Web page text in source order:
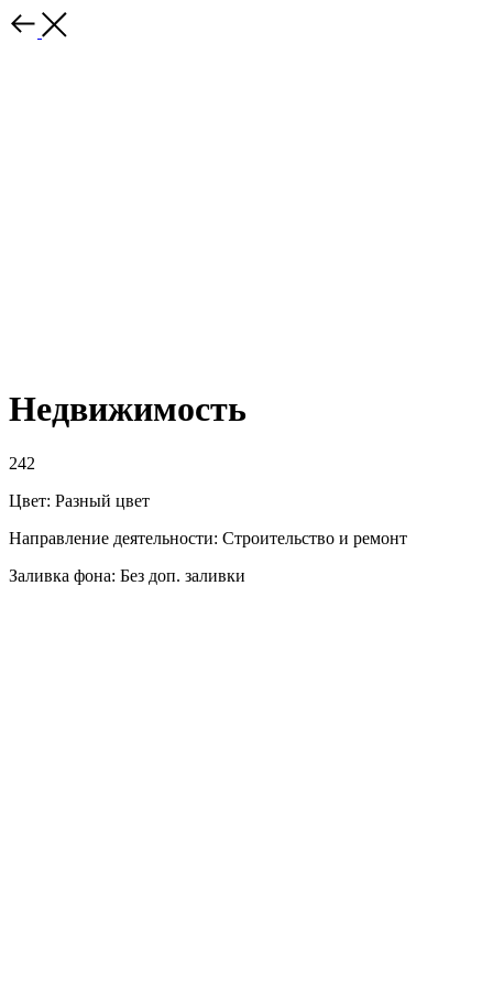
Недвижимость
242
Цвет: Разный цвет
Направление деятельности: Строительство и ремонт
Заливка фона: Без доп. заливки